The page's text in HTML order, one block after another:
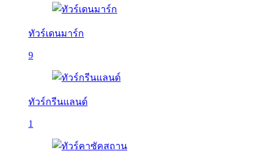
ทัวร์เดนมาร์ก
9
ทัวร์กรีนแลนด์
1